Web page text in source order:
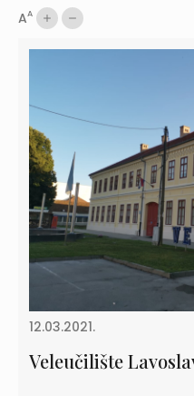
AA
12.03.2021.
Veleučilište